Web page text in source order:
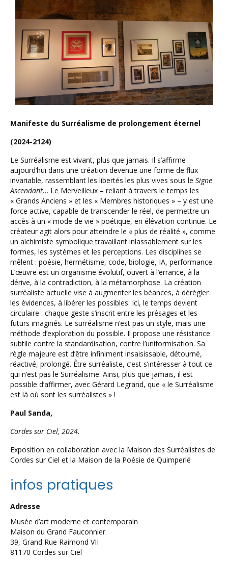
Manifeste du Surréalisme de prolongement éternel
(2024-2124)
Le Surréalisme est vivant, plus que jamais. Il s’affirme
aujourd’hui dans une création devenue une forme de flux
invariable, rassemblant les libertés les plus vives sous le Signe
Ascendant… Le Merveilleux – reliant à travers le temps les
« Grands Anciens » et les « Membres historiques » – y est une
force active, capable de transcender le réel, de permettre un
accès à un « mode de vie » poétique, en élévation continue. Le
créateur agit alors pour atteindre le « plus de réalité », comme
un alchimiste symbolique travaillant inlassablement sur les
formes, les systèmes et les perceptions. Les disciplines se
mêlent : poésie, hermétisme, code, biologie, IA, performance.
L’œuvre est un organisme évolutif, ouvert à l’errance, à la
dérive, à la contradiction, à la métamorphose. La création
surréaliste actuelle vise à augmenter les béances, à dérégler
les évidences, à libérer les possibles. Ici, le temps devient
circulaire : chaque geste s’inscrit entre les présages et les
futurs imaginés. Le surréalisme n’est pas un style, mais une
méthode d’exploration du possible. Il propose une résistance
subtile contre la standardisation, contre l’uniformisation. Sa
règle majeure est d’être infiniment insaisissable, détourné,
réactivé, prolongé. Être surréaliste, c’est s’intéresser à tout ce
qui n’est pas le Surréalisme. Ainsi, plus que jamais, il est
possible d’affirmer, avec Gérard Legrand, que « le Surréalisme
est là où sont les surréalistes » !
Paul Sanda,
Cordes sur Ciel, 2024.
Exposition en collaboration avec la Maison des Surréalistes de
Cordes sur Ciel et la Maison de la Poésie de Quimperlé
infos pratiques
Adresse
Musée d’art moderne et contemporain
Maison du Grand Fauconnier
39, Grand Rue Raimond VII
81170 Cordes sur Ciel